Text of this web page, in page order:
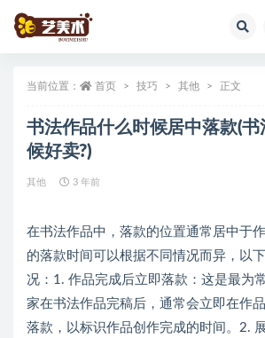
当前位置： 首页 技巧 其他 正文
书法作品什么时候居中落款(
候好卖?)
其他 3 年前
在书法作品中，落款的位置通常居中于
的落款时间可以根据不同情况而异，以
况：1. 作品完成后立即落款：这是最为
家在书法作品完稿后，通常会立即在作
落款，以标识作品创作完成的时间。2.